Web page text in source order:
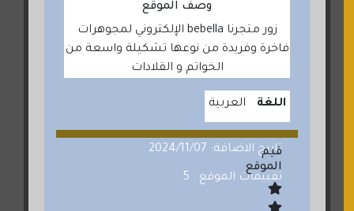
وصف الموقع
زور متجرنا bebella الإلكتروني لمجوهرات
فاخرة وفريدة من نوعها تشكيلة واسعة من
الخواتم و القلادات
اللغة العربية
تاريخ الاضافة: 2024/11/07
تقييمات الموقع : 5
قيم
الموقع